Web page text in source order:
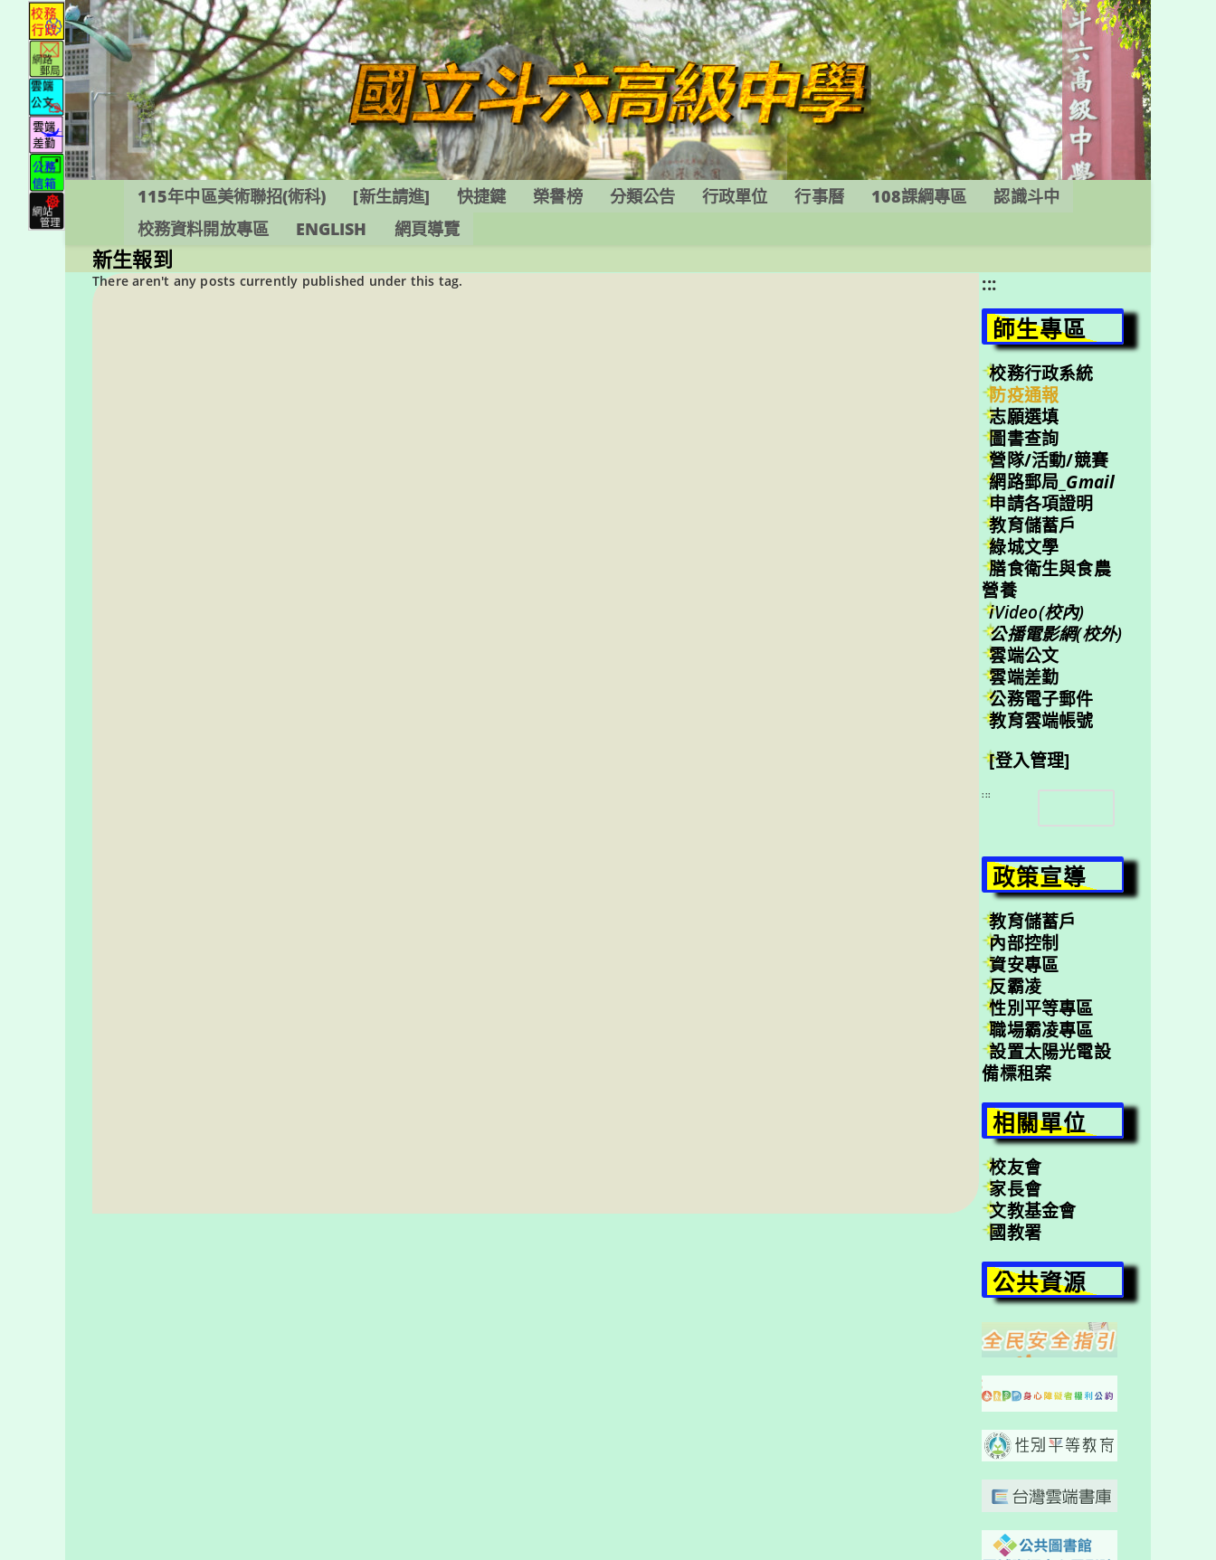
115年中區美術聯招(術科) [新生請進] 快捷鍵 榮譽榜 分類公告 行政單位 行事曆 108課綱專區
認識斗中
校務資料開放專區
ENGLISH 網頁導覽
新生報到
There aren't any posts currently published under this tag. :::
師生專區
校務行政系統
防疫通報
志願選填
圖書查詢
營隊/活動/競賽
網路郵局_ Gmail
申請各項證明
教育儲蓄戶
綠城文學
膳食衛生與食農
營養
iVideo(校內)
公播電影網(校外)
雲端公文
雲端差勤
公務電子郵件
教育雲端帳號
[登入管理]
:::
搜
尋
政策宣導
教育儲蓄戶
內部控制
資安專區
反霸凌
性別平等專區
職場霸凌專區
設置太陽光電設
備標租案
相關單位
校友會
家長會
文教基金會
國教署
公共資源